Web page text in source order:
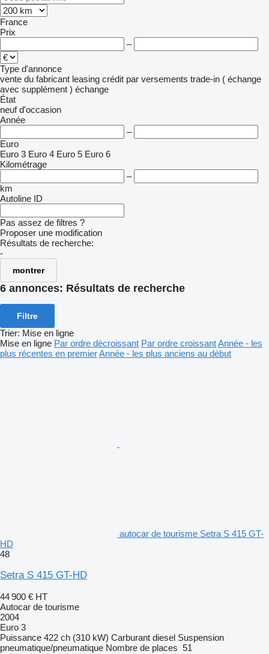
France
Prix
–
Type d'annonce
vente du fabricant leasing crédit par versements trade-in ( échange
avec supplément ) échange
État
neuf d'occasion
Année
–
Euro
Euro 3 Euro 4 Euro 5 Euro 6
Kilométrage
–
km
Autoline ID
Pas assez de filtres ?
Proposer une modification
Résultats de recherche:
-
montrer
6 annonces: Résultats de recherche
Filtre
Trier: Mise en ligne
Mise en ligne Par ordre décroissant Par ordre croissantAnnée - les
plus récentes en premierAnnée - les plus anciens au début
autocar de tourisme Setra S 415 GT-
HD
48
Setra S 415 GT-HD
44 900 € HT
Autocar de tourisme
2004
Euro 3
Puissance 422 ch (310 kW) Carburant diesel Suspension
pneumatique/pneumatique Nombre de places 51